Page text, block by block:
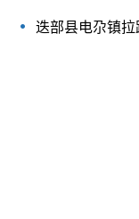
迭部县电尕镇